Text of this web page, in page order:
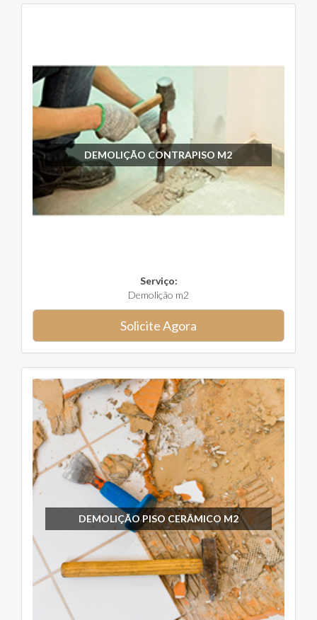
DEMOLIÇÃO CONTRAPISO M2
Serviço:
Demolição m2
Solicite Agora
DEMOLIÇÃO PISO CERÂMICO M2